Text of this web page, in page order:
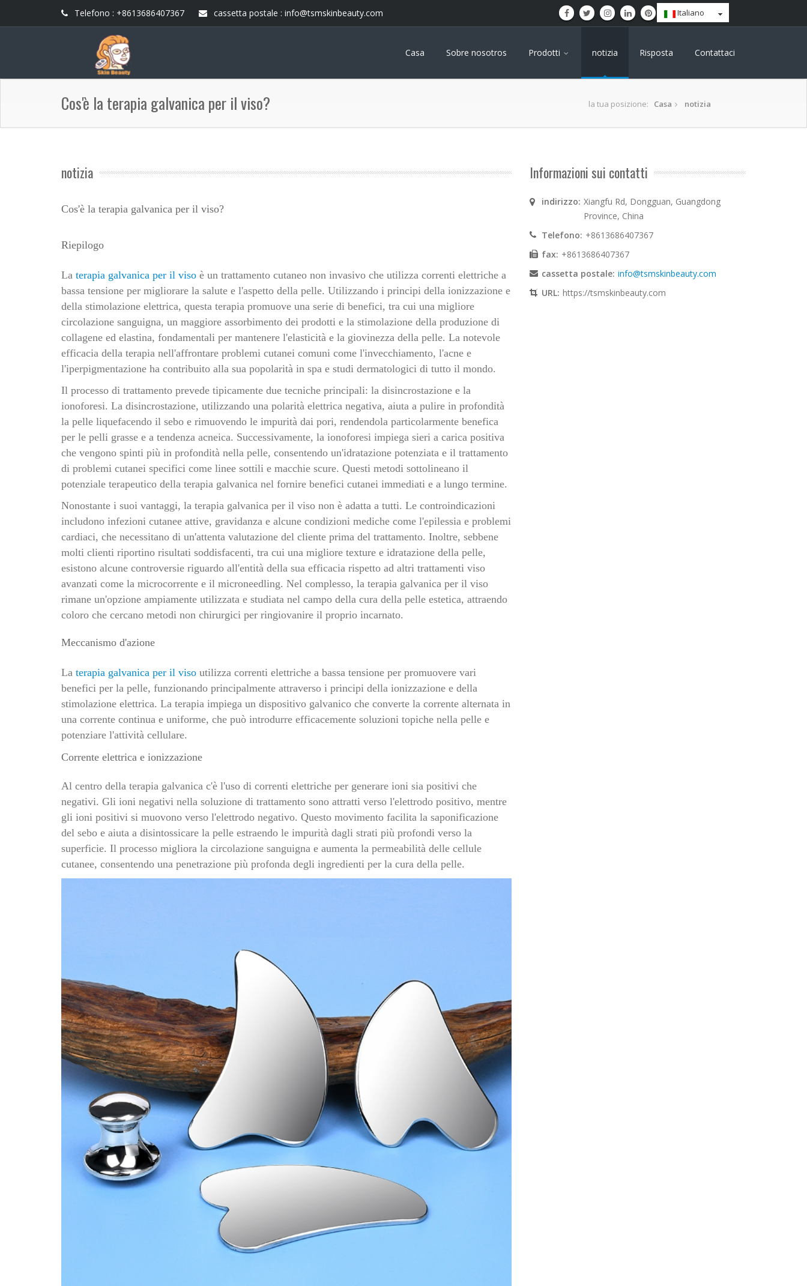
Telefono : +8613686407367 cassetta postale : info@tsmskinbeauty.com Italiano
Casa Sobre nosotros Prodotti notizia Risposta Contattaci
Cos'è la terapia galvanica per il viso? la tua posizione: Casa notizia
notizia
Cos'è la terapia galvanica per il viso?
Riepilogo
La terapia galvanica per il viso è un trattamento cutaneo non invasivo che utilizza correnti elettriche a
bassa tensione per migliorare la salute e l'aspetto della pelle. Utilizzando i principi della ionizzazione e
della stimolazione elettrica, questa terapia promuove una serie di benefici, tra cui una migliore
circolazione sanguigna, un maggiore assorbimento dei prodotti e la stimolazione della produzione di
collagene ed elastina, fondamentali per mantenere l'elasticità e la giovinezza della pelle. La notevole
efficacia della terapia nell'affrontare problemi cutanei comuni come l'invecchiamento, l'acne e
l'iperpigmentazione ha contribuito alla sua popolarità in spa e studi dermatologici di tutto il mondo.
Il processo di trattamento prevede tipicamente due tecniche principali: la disincrostazione e la
ionoforesi. La disincrostazione, utilizzando una polarità elettrica negativa, aiuta a pulire in profondità
la pelle liquefacendo il sebo e rimuovendo le impurità dai pori, rendendola particolarmente benefica
per le pelli grasse e a tendenza acneica. Successivamente, la ionoforesi impiega sieri a carica positiva
che vengono spinti più in profondità nella pelle, consentendo un'idratazione potenziata e il trattamento
di problemi cutanei specifici come linee sottili e macchie scure. Questi metodi sottolineano il
potenziale terapeutico della terapia galvanica nel fornire benefici cutanei immediati e a lungo termine.
Nonostante i suoi vantaggi, la terapia galvanica per il viso non è adatta a tutti. Le controindicazioni
includono infezioni cutanee attive, gravidanza e alcune condizioni mediche come l'epilessia e problemi
cardiaci, che necessitano di un'attenta valutazione del cliente prima del trattamento. Inoltre, sebbene
molti clienti riportino risultati soddisfacenti, tra cui una migliore texture e idratazione della pelle,
esistono alcune controversie riguardo all'entità della sua efficacia rispetto ad altri trattamenti viso
avanzati come la microcorrente e il microneedling. Nel complesso, la terapia galvanica per il viso
rimane un'opzione ampiamente utilizzata e studiata nel campo della cura della pelle estetica, attraendo
coloro che cercano metodi non chirurgici per ringiovanire il proprio incarnato.
Meccanismo d'azione
La terapia galvanica per il viso utilizza correnti elettriche a bassa tensione per promuovere vari
benefici per la pelle, funzionando principalmente attraverso i principi della ionizzazione e della
stimolazione elettrica. La terapia impiega un dispositivo galvanico che converte la corrente alternata in
una corrente continua e uniforme, che può introdurre efficacemente soluzioni topiche nella pelle e
potenziare l'attività cellulare.
Corrente elettrica e ionizzazione
Al centro della terapia galvanica c'è l'uso di correnti elettriche per generare ioni sia positivi che
negativi. Gli ioni negativi nella soluzione di trattamento sono attratti verso l'elettrodo positivo, mentre
gli ioni positivi si muovono verso l'elettrodo negativo. Questo movimento facilita la saponificazione
del sebo e aiuta a disintossicare la pelle estraendo le impurità dagli strati più profondi verso la
superficie. Il processo migliora la circolazione sanguigna e aumenta la permeabilità delle cellule
cutanee, consentendo una penetrazione più profonda degli ingredienti per la cura della pelle.
Informazioni sui contatti
indirizzo: Xiangfu Rd, Dongguan, Guangdong
Province, China
Telefono: +8613686407367
fax: +8613686407367
cassetta postale: info@tsmskinbeauty.com
URL: https://tsmskinbeauty.com